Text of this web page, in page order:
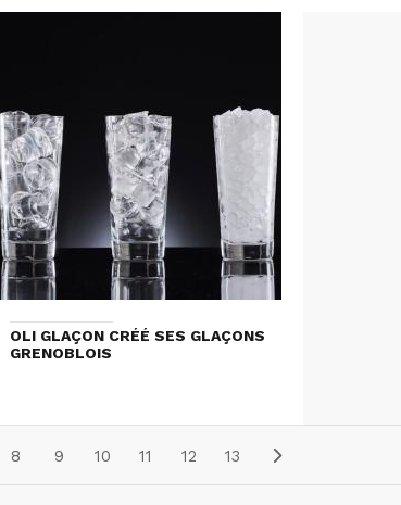
OLI GLAÇON CRÉÉ SES GLAÇONS
GRENOBLOIS
8 9 10 11 12 13